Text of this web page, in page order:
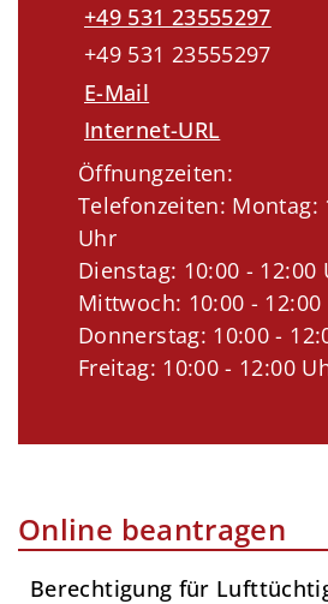
+49 531 23555297
+49 531 23555297
E-Mail
Internet-URL
Öffnungzeiten:
Telefonzeiten: Montag:
Uhr
Dienstag: 10:00 - 12:00
Mittwoch: 10:00 - 12:00
Donnerstag: 10:00 -
Freitag: 10:00 - 12:00
Online beantragen
Berechtigung für